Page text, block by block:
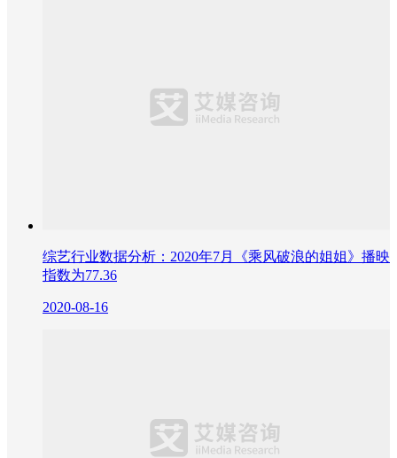
综艺行业数据分析：2020年7月《乘风破浪的姐姐》播映
指数为77.36
2020-08-16